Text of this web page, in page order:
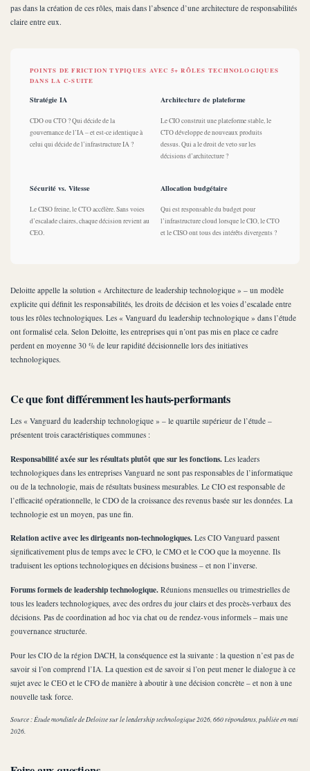
pas dans la création de ces rôles, mais dans l’absence d’une architecture de responsabilités
claire entre eux.
POINTS DE FRICTION TYPIQUES AVEC 5+ RÔLES TECHNOLOGIQUES
DANS LA C-SUITE
Stratégie IA
CDO ou CTO ? Qui décide de la
gouvernance de l’IA – et est-ce identique à
celui qui décide de l’infrastructure IA ?
Architecture de plateforme
Le CIO construit une plateforme stable, le
CTO développe de nouveaux produits
dessus. Qui a le droit de veto sur les
décisions d’architecture ?
Sécurité vs. Vitesse
Le CISO freine, le CTO accélère. Sans voies
d’escalade claires, chaque décision revient au
CEO.
Allocation budgétaire
Qui est responsable du budget pour
l’infrastructure cloud lorsque le CIO, le CTO
et le CISO ont tous des intérêts divergents ?
Deloitte appelle la solution « Architecture de leadership technologique » – un modèle
explicite qui définit les responsabilités, les droits de décision et les voies d’escalade entre
tous les rôles technologiques. Les « Vanguard du leadership technologique » dans l’étude
ont formalisé cela. Selon Deloitte, les entreprises qui n’ont pas mis en place ce cadre
perdent en moyenne 30 % de leur rapidité décisionnelle lors des initiatives
technologiques.
Ce que font différemment les hauts-performants
Les « Vanguard du leadership technologique » – le quartile supérieur de l’étude –
présentent trois caractéristiques communes :
Responsabilité axée sur les résultats plutôt que sur les fonctions. Les leaders
technologiques dans les entreprises Vanguard ne sont pas responsables de l’informatique
ou de la technologie, mais de résultats business mesurables. Le CIO est responsable de
l’efficacité opérationnelle, le CDO de la croissance des revenus basée sur les données. La
technologie est un moyen, pas une fin.
Relation active avec les dirigeants non-technologiques. Les CIO Vanguard passent
significativement plus de temps avec le CFO, le CMO et le COO que la moyenne. Ils
traduisent les options technologiques en décisions business – et non l’inverse.
Forums formels de leadership technologique. Réunions mensuelles ou trimestrielles de
tous les leaders technologiques, avec des ordres du jour clairs et des procès-verbaux des
décisions. Pas de coordination ad hoc via chat ou de rendez-vous informels – mais une
gouvernance structurée.
Pour les CIO de la région DACH, la conséquence est la suivante : la question n’est pas de
savoir si l’on comprend l’IA. La question est de savoir si l’on peut mener le dialogue à ce
sujet avec le CEO et le CFO de manière à aboutir à une décision concrète – et non à une
nouvelle task force.
Source : Étude mondiale de Deloitte sur le leadership technologique 2026, 660 répondants, publiée en mai
2026.